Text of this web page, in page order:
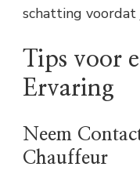
schatting voordat
Tips voor
Ervaring
Neem
Chauffeur